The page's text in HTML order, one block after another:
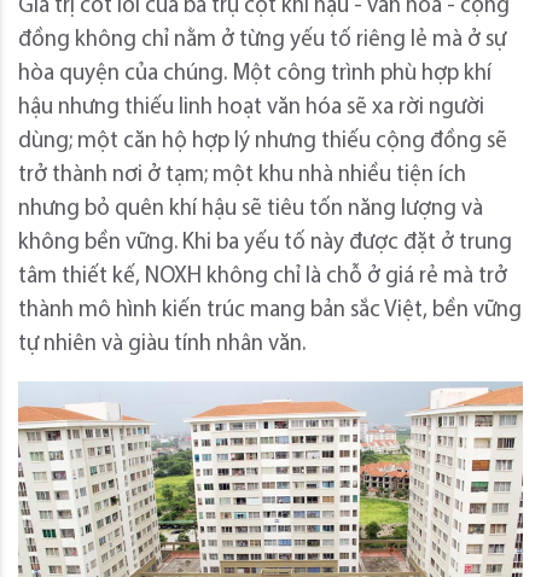
Giá trị cốt lõi của ba trụ cột khí hậu - văn hóa - cộng
đồng không chỉ nằm ở từng yếu tố riêng lẻ mà ở sự
hòa quyện của chúng. Một công trình phù hợp khí
hậu nhưng thiếu linh hoạt văn hóa sẽ xa rời người
dùng; một căn hộ hợp lý nhưng thiếu cộng đồng sẽ
trở thành nơi ở tạm; một khu nhà nhiều tiện ích
nhưng bỏ quên khí hậu sẽ tiêu tốn năng lượng và
không bền vững. Khi ba yếu tố này được đặt ở trung
tâm thiết kế, NOXH không chỉ là chỗ ở giá rẻ mà trở
thành mô hình kiến trúc mang bản sắc Việt, bền vững
tự nhiên và giàu tính nhân văn.